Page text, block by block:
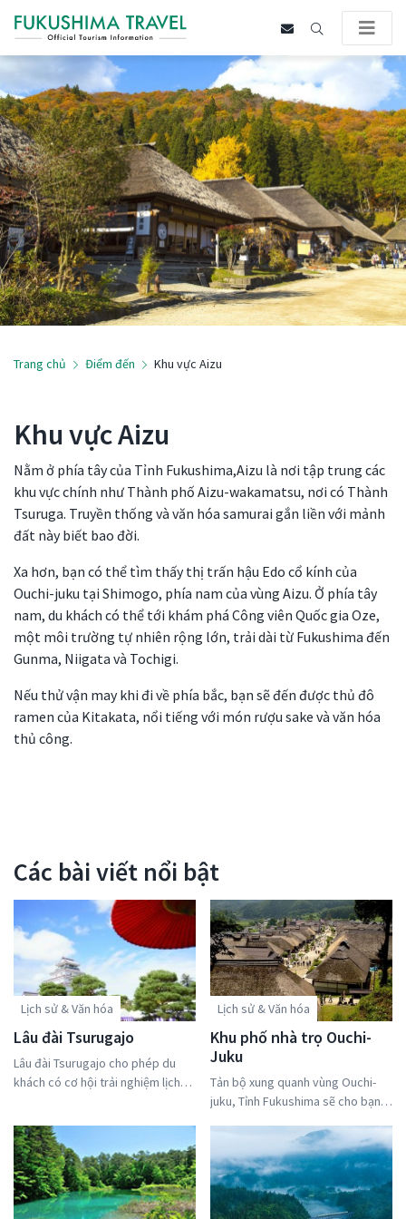
Trang chủ Điểm đến Khu vực Aizu
Khu vực Aizu
Nằm ở phía tây của Tỉnh Fukushima,Aizu là nơi tập trung các
khu vực chính như Thành phố Aizu-wakamatsu, nơi có Thành
Tsuruga. Truyền thống và văn hóa samurai gắn liền với mảnh
đất này biết bao đời.
Xa hơn, bạn có thể tìm thấy thị trấn hậu Edo cổ kính của
Ouchi-juku tại Shimogo, phía nam của vùng Aizu. Ở phía tây
nam, du khách có thể tới khám phá Công viên Quốc gia Oze,
một môi trường tự nhiên rộng lớn, trải dài từ Fukushima đến
Gunma, Niigata và Tochigi.
Nếu thử vận may khi đi về phía bắc, bạn sẽ đến được thủ đô
ramen của Kitakata, nổi tiếng với món rượu sake và văn hóa
thủ công.
Các bài viết nổi bật
Lịch sử & Văn hóa
Lâu đài Tsurugajo
Lâu đài Tsurugajo cho phép du
khách có cơ hội trải nghiệm lịch
hầu hết được phục chế, những
bức tường đá của công viên xung
quanh vẫn còn nguyên vẹn như
ban đầu.Năm 2010, lần đầu tiên kể
Lịch sử & Văn hóa
Khu phố nhà trọ Ouchi-
Juku
Tản bộ xung quanh vùng Ouchi-
juku, Tỉnh Fukushima sẽ cho bạn
dòng về quá khứ. Ngôi làng biệt
lập này tự hào với những ngôi nhà
mái tranh và những con đường
mòn tự nhiên khiến bạn cảm thấy